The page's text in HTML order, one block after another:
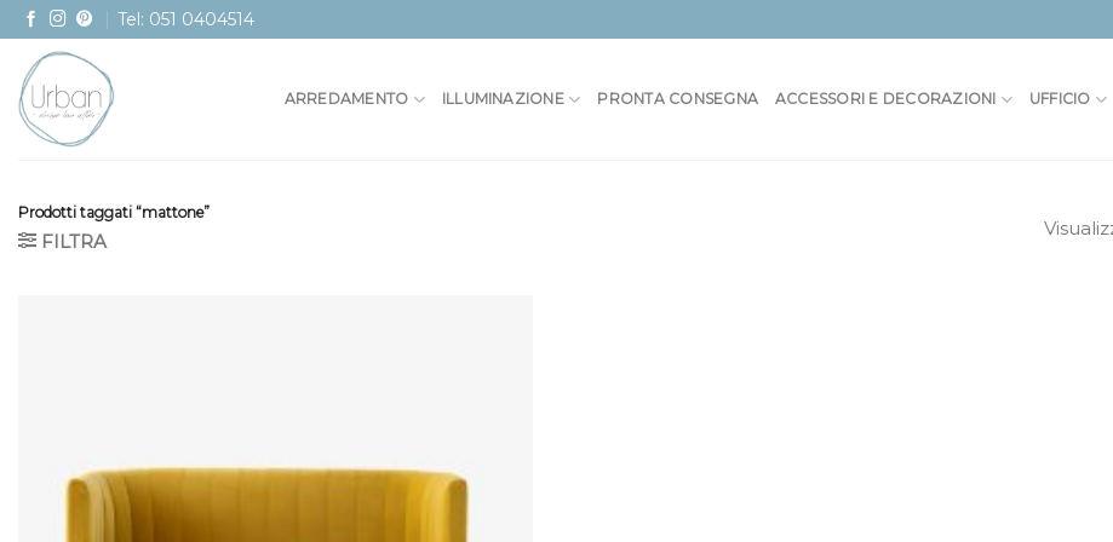
Skip
to
content
Tel: 051 0404514
ARREDAMENTO ILLUMINAZIONE PRONTA CONSEGNA ACCESSORI E DECORAZIONI UFFICIO
Prodotti taggati “mattone”
FILTRA